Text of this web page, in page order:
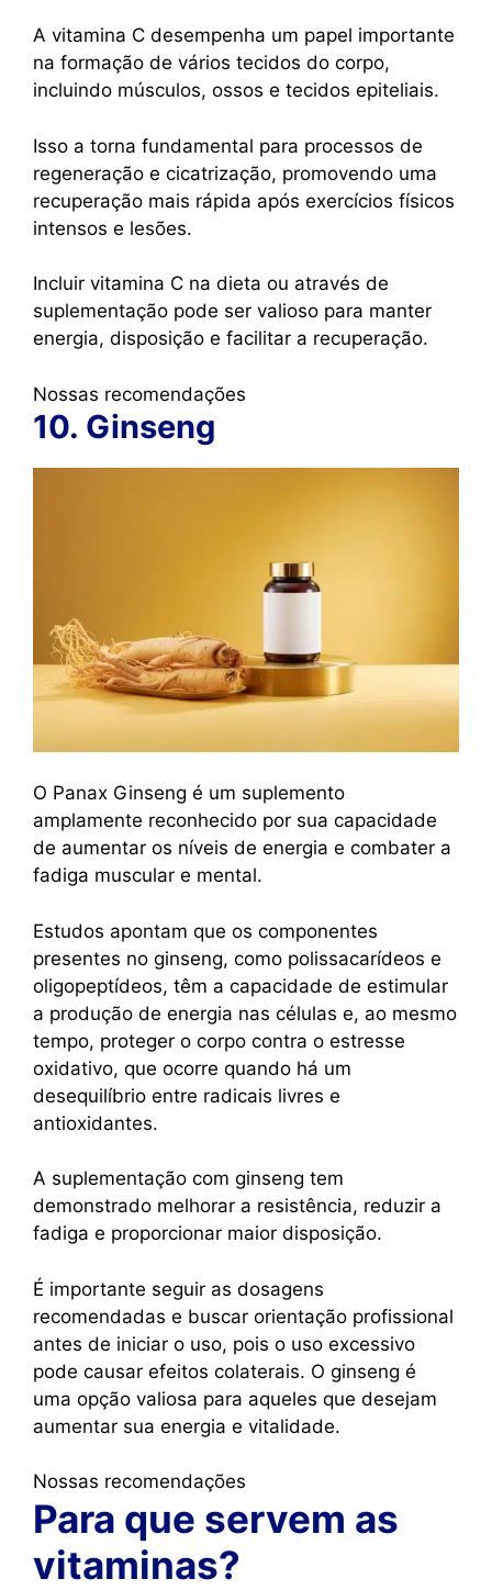
A vitamina C desempenha um papel importante
na formação de vários tecidos do corpo,
incluindo músculos, ossos e tecidos epiteliais.
Isso a torna fundamental para processos de
regeneração e cicatrização, promovendo uma
recuperação mais rápida após exercícios físicos
intensos e lesões.
Incluir vitamina C na dieta ou através de
suplementação pode ser valioso para manter
energia, disposição e facilitar a recuperação.
Nossas recomendações
10. Ginseng
O Panax Ginseng é um suplemento
amplamente reconhecido por sua capacidade
de aumentar os níveis de energia e combater a
fadiga muscular e mental.
Estudos apontam que os componentes
presentes no ginseng, como polissacarídeos e
oligopeptídeos, têm a capacidade de estimular
a produção de energia nas células e, ao mesmo
tempo, proteger o corpo contra o estresse
oxidativo, que ocorre quando há um
desequilíbrio entre radicais livres e
antioxidantes.
A suplementação com ginseng tem
demonstrado melhorar a resistência, reduzir a
fadiga e proporcionar maior disposição.
É importante seguir as dosagens
recomendadas e buscar orientação profissional
antes de iniciar o uso, pois o uso excessivo
pode causar efeitos colaterais. O ginseng é
uma opção valiosa para aqueles que desejam
aumentar sua energia e vitalidade.
Nossas recomendações
Para que servem as
vitaminas?